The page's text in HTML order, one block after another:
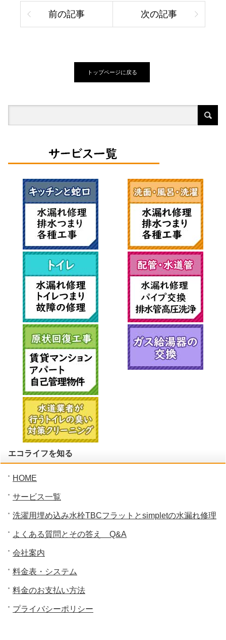
前の記事 次の記事
トップページに戻る
エコライフを知る
HOME
サービス一覧
洗濯用埋め込み水栓TBCフラットとsimpletの水漏れ修理
よくある質問とその答え Q&A
会社案内
料金表・システム
料金のお支払い方法
プライバシーポリシー